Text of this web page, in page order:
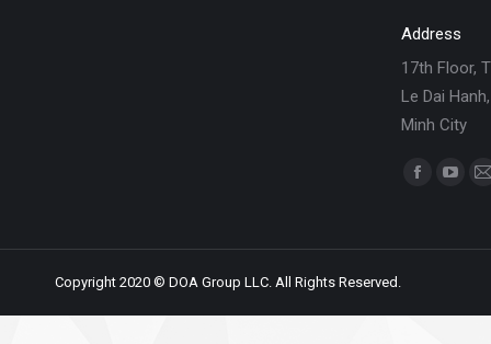
Address
17th Floor,
Le Dai
Minh City
Find us on:
Copyright 2020 © DOA Group LLC. All Rights Reserved.